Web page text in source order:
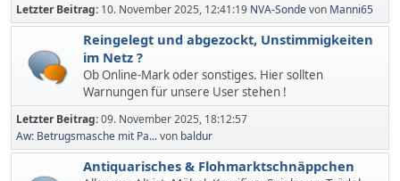
Letzter Beitrag: 10. November 2025, 12:41:19 NVA-Sondevon Manni65
Reingelegt und abgezockt, Unstimmigkeiten
im Netz ?
Ob Online-Mark oder sonstiges. Hier sollten
Warnungen für unsere User stehen !
Letzter Beitrag:09. November 2025, 18:12:57
Aw: Betrugsmasche mit Pa...von baldur
Antiquarisches & Flohmarktschnäppchen